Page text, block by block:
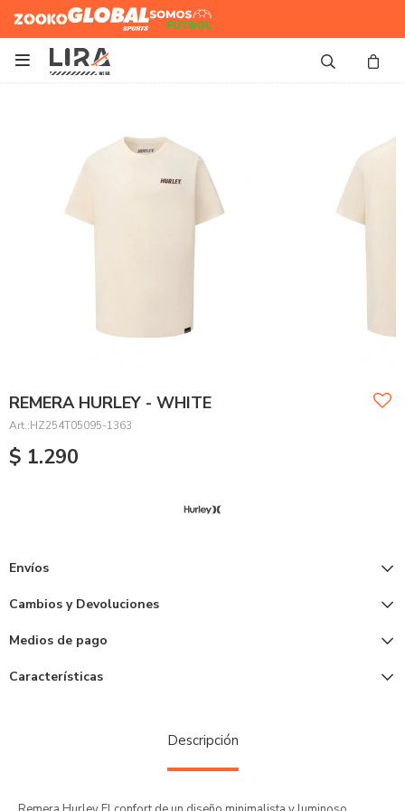
Zooko Global Sports
Somos
Futbol

REMERA HURLEY - WHITE
HZ254T05095-1363
$ 1.290
Envíos
Cambios y Devoluciones
Medios de pago
Características
Descripción